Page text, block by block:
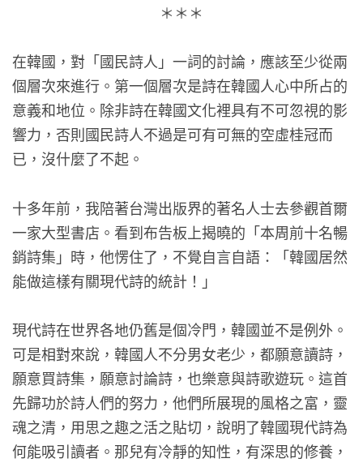
＊＊＊
在韓國，對「國民詩人」一詞的討論，應該至少從兩
個層次來進行。第一個層次是詩在韓國人心中所占的
意義和地位。除非詩在韓國文化裡具有不可忽視的影
響力，否則國民詩人不過是可有可無的空虛桂冠而
已，沒什麼了不起。
十多年前，我陪著台灣出版界的著名人士去參觀首爾
一家大型書店。看到布告板上揭曉的「本周前十名暢
銷詩集」時，他愣住了，不覺自言自語：「韓國居然
能做這樣有關現代詩的統計！」
現代詩在世界各地仍舊是個冷門，韓國並不是例外。
可是相對來說，韓國人不分男女老少，都願意讀詩，
願意買詩集，願意討論詩，也樂意與詩歌遊玩。這首
先歸功於詩人們的努力，他們所展現的風格之富，靈
魂之清，用思之趣之活之貼切，說明了韓國現代詩為
何能吸引讀者。那兒有冷靜的知性，有深思的修養，